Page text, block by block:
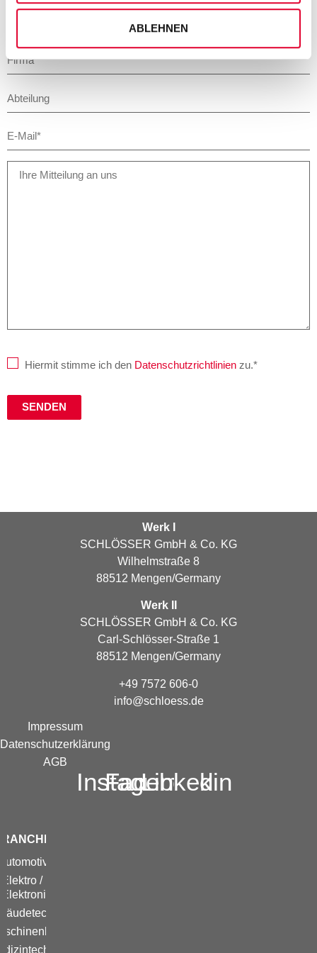
ABLEHNEN
Hiermit stimme ich den Datenschutzrichtlinien zu.*
Werk I
SCHLÖSSER GmbH & Co. KG
Wilhelmstraße 8
88512 Mengen/Germany
Werk II
SCHLÖSSER GmbH & Co. KG
Carl-Schlösser-Straße 1
88512 Mengen/Germany
+49 7572 606-0
info@schloess.de
Impressum
Datenschutzerklärung
AGB
Instagram
Facebook
Linkedin
Elektro /
Elektronik